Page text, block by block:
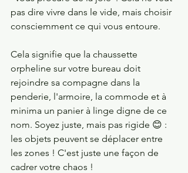
pas dire vivre dans le vide, mais choisir
consciemment ce qui vous entoure.
Cela signifie que la chaussette
orpheline sur votre bureau doit
rejoindre sa compagne dans la
penderie, l'armoire, la commode et à
minima un panier à linge digne de ce
nom. Soyez juste, mais pas rigide 😊 :
les objets peuvent se déplacer entre
les zones ! C'est juste une façon de
cadrer votre chaos !